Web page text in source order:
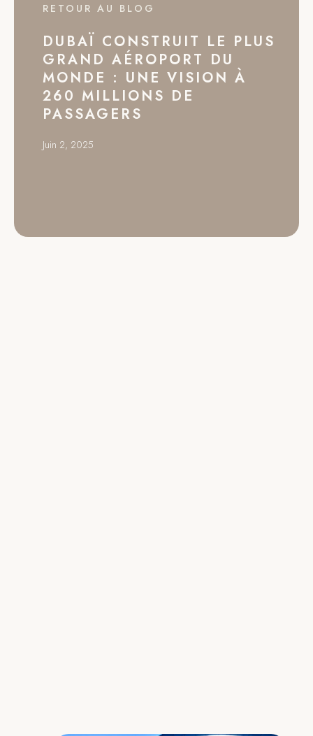
RETOUR AU BLOG
DUBAÏ CONSTRUIT LE PLUS
GRAND AÉROPORT DU
MONDE : UNE VISION À
260 MILLIONS DE
PASSAGERS
Juin 2, 2025